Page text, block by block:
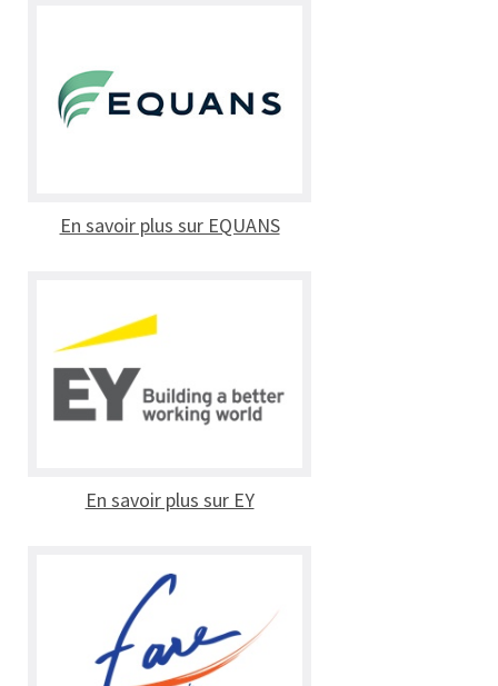
En savoir plus sur EQUANS
En savoir plus sur EY